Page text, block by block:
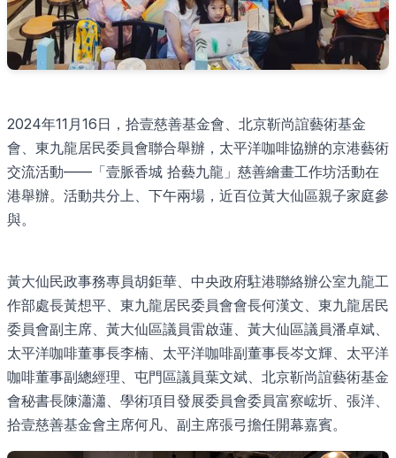
2024年11月16日，拾壹慈善基金會、北京靳尚誼藝術基金
會、東九龍居民委員會聯合舉辦，太平洋咖啡協辦的京港藝術
交流活動——「壹脈香城 拾藝九龍」慈善繪畫工作坊活動在
港舉辦。活動共分上、下午兩場，近百位黃大仙區親子家庭參
與。
黃大仙民政事務專員胡鉅華、中央政府駐港聯絡辦公室九龍工
作部處長黃想平、東九龍居民委員會會長何漢文、東九龍居民
委員會副主席、黃大仙區議員雷啟蓮、黃大仙區議員潘卓斌、
太平洋咖啡董事長李楠、太平洋咖啡副董事長岑文輝、太平洋
咖啡董事副總經理、屯門區議員葉文斌、北京靳尚誼藝術基金
會秘書長陳瀟瀟、學術項目發展委員會委員富察峵圻、張洋、
拾壹慈善基金會主席何凡、副主席張弓擔任開幕嘉賓。